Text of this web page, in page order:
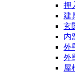
押
建
玄
内
外
外
屋